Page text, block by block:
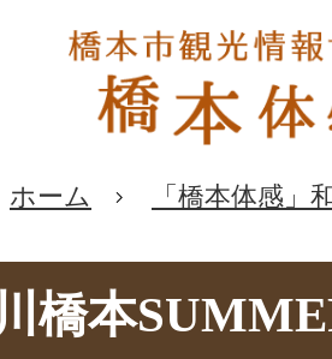
ホーム 「橋本体感」
橋本